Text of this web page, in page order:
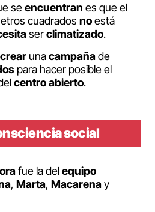
seencuentran es que el
cuadrados noestá
serclimatizado.
crear unacampañade
para hacer posible el
centroabierto.
social
fue la delequipo
, Marta, Macarenay